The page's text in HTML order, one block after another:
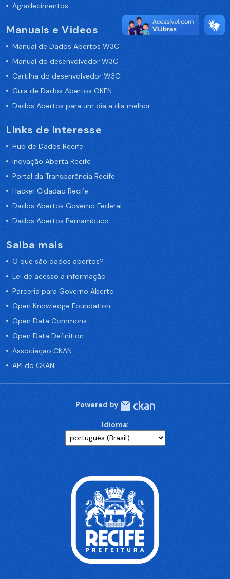
Agradecimentos
Manuais e Vídeos
Manual de Dados Abertos W3C
Manual do desenvolvedor W3C
Cartilha do desenvolvedor W3C
Guia de Dados Abertos OKFN
Dados Abertos para um dia a dia melhor
Links de Interesse
Hub de Dados Recife
Inovação Aberta Recife
Portal da Transparência Recife
Hacker Cidadão Recife
Dados Abertos Governo Federal
Dados Abertos Pernambuco
Saiba mais
O que são dados abertos?
Lei de acesso a informação
Parceria para Governo Aberto
Open Knowledge Foundation
Open Data Commons
Open Data Definition
Associação CKAN
API do CKAN
Powered by
Idioma